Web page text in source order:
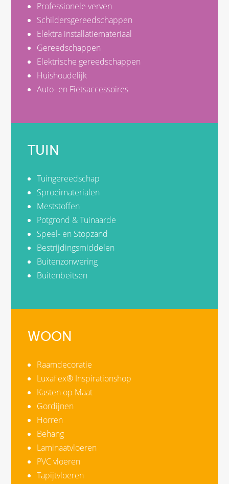
Professionele verven
Schildersgereedschappen
Elektra installatiemateriaal
Gereedschappen
Elektrische gereedschappen
Huishoudelijk
Auto- en Fietsaccessoires
TUIN
Tuingereedschap
Sproeimaterialen
Meststoffen
Potgrond & Tuinaarde
Speel- en Stopzand
Bestrijdingsmiddelen
Buitenzonwering
Buitenbeitsen
WOON
Raamdecoratie
Luxaflex® Inspirationshop
Kasten op Maat
Gordijnen
Horren
Behang
Laminaatvloeren
PVC vloeren
Tapijtvloeren